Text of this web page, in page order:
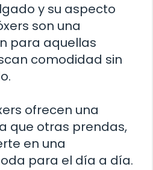
y su aspecto
son una
para aquellas
comodidad sin
ofrecen una
que otras prendas,
en una
para el día a día.